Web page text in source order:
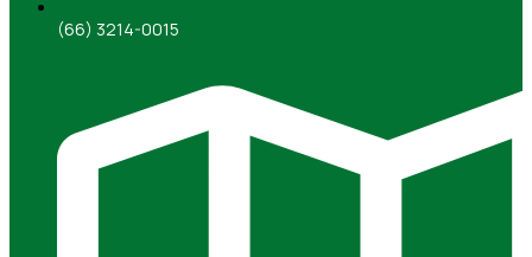
(66) 3214-0015